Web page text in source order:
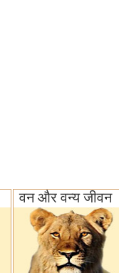
वन और वन्य जीवन‌